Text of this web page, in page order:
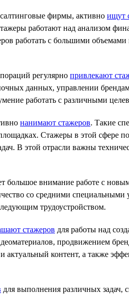
фирмы, активно ищут
работают над анализом
работать с большими
регулярно привлекают
данных, управлении
работать с различными
нанимают стажеров. Такие
Стажеры в этой сфере
В этой отрасли важны
внимание работе с
со средними
трудоустройством.
стажеров для работы над
продвижением
контент, а также
для выполнения различных задач,